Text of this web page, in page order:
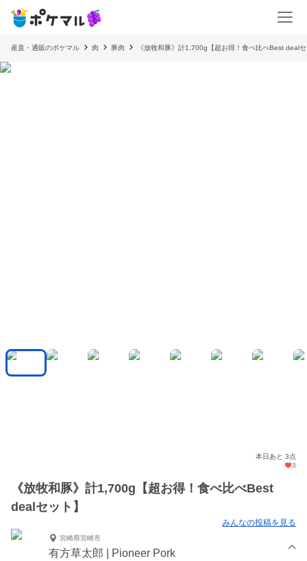
産直・通販のポケマル 肉 豚肉 《放牧和豚》計1,700g【超お得！食べ比べBest deal
本日あと 3点
3
《放牧和豚》計1,700g【超お得！食べ比べBest
dealセット】
みんなの投稿を見る
宮崎県宮崎市
有方草太郎 | Pioneer Pork